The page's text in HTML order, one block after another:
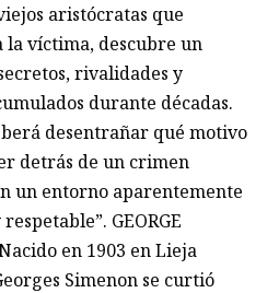
aristócratas que
la víctima, descubre un
rivalidades y
durante décadas.
desentrañar qué motivo
detrás de un crimen
un entorno aparentemente
GEORGE
en 1903 en Lieja
Simenon se curtió